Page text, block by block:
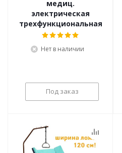
медиц.
электрическая
трехфункциональная
Нет в наличии
Под заказ